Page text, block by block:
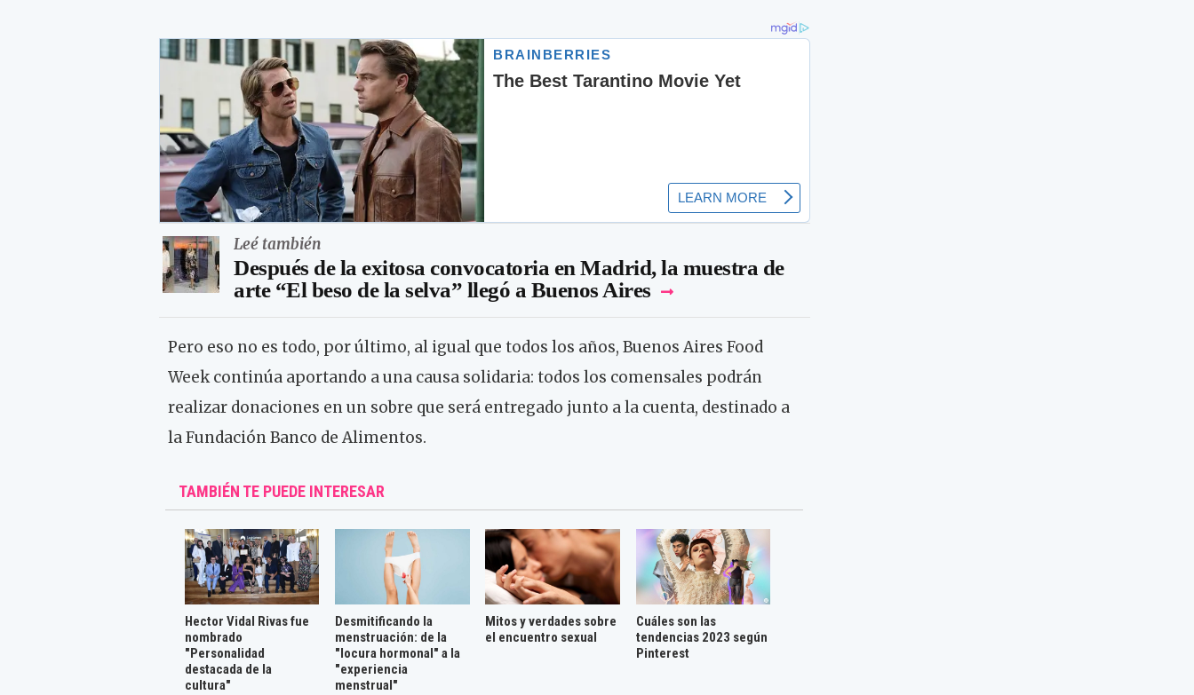
Leé también
Después de la exitosa convocatoria en Madrid, la muestra de
arte “El beso de la selva” llegó a Buenos Aires
Pero eso no es todo, por último, al igual que todos los años, Buenos Aires Food
Week continúa aportando a una causa solidaria: todos los comensales podrán
realizar donaciones en un sobre que será entregado junto a la cuenta, destinado a
la Fundación Banco de Alimentos.
TAMBIÉN TE PUEDE INTERESAR
Hector Vidal Rivas fue
nombrado
"Personalidad
destacada de la
cultura"
Desmitificando la
menstruación: de la
"locura hormonal" a la
"experiencia
menstrual"
Mitos y verdades sobre
el encuentro sexual
Cuáles son las
tendencias 2023 según
Pinterest